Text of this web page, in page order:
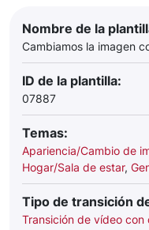
Nombre de la
Cambiamos la imagen
ID de la plantilla:
07887
Temas:
Apariencia/Cambio de
Hogar/Sala de estar,
Tipo de transición
Transición de vídeo con